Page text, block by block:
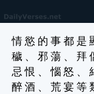
情 慾 的 事 都 是
穢 、 邪 蕩 、 拜
忌 恨 、 惱 怒 、
醉 酒 、 荒 宴 等